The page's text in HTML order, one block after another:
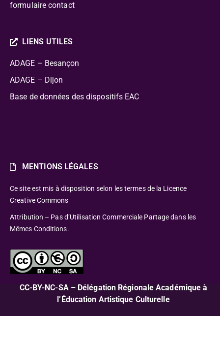
formulaire contact
LIENS UTILES
ADAGE – Besançon
ADAGE – Dijon
Base de données des dispositifs EAC
MENTIONS LÉGALES
Ce site est mis à disposition selon les termes de la Licence
Creative Commons
Attribution – Pas d’Utilisation Commerciale Partage dans les
Mêmes Conditions.
CC-BY-NC-SA – Délégation Régionale Académique à
l’Éducation Artistique Culturelle